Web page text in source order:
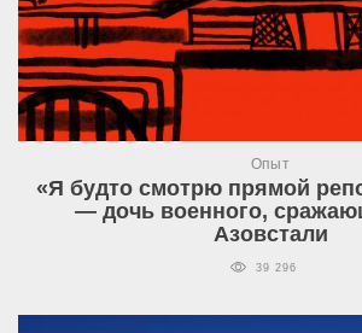
Опыт
«Я будто смотрю прямой
— дочь военного,
Азовстали
39 296